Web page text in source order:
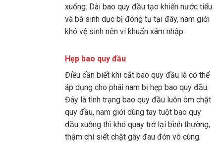
xuống. Dài bao quy đầu tạo khiến nước tiểu
và bã sinh dục bị đóng tụ tại đây, nam giới
khó vệ sinh nên vi khuẩn xâm nhập.
Hẹp bao quy đầu
Điều cần biết khi cắt bao quy đầu là có thể
áp dụng cho phái nam bị hẹp bao quy đầu.
Đây là tình trạng bao quy đầu luôn ôm chặt
quy đầu, nam giới dùng tay tuột bao quy
đầu xuống thì khó quay trở lại bình thường,
thậm chí siết chặt gây đau đớn vô cùng.